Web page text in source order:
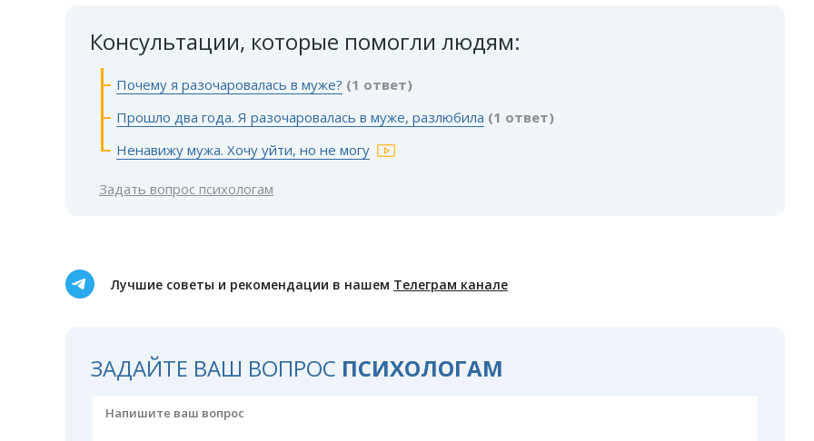
Консультации, которые помогли людям:
Почему я разочаровалась в муже? (1 ответ)
Прошло два года. Я разочаровалась в муже, разлюбила (1 ответ)
Ненавижу мужа. Хочу уйти, но не могу
Задать вопрос психологам
Лучшие советы и рекомендации в нашем Телеграм канале
ЗАДАЙТЕ ВАШ ВОПРОС ПСИХОЛОГАМ